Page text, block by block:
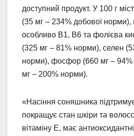
доступний продукт. У 100 г
(35 мг – 234% добової норми),
особливо В1, В6 та фолієва
(325 мг – 81% норми), селен
норми), фосфор (660 мг – 94%
мг – 200% норми).
«Насіння соняшника
покращує стан шкіри та
вітаміну Е, має